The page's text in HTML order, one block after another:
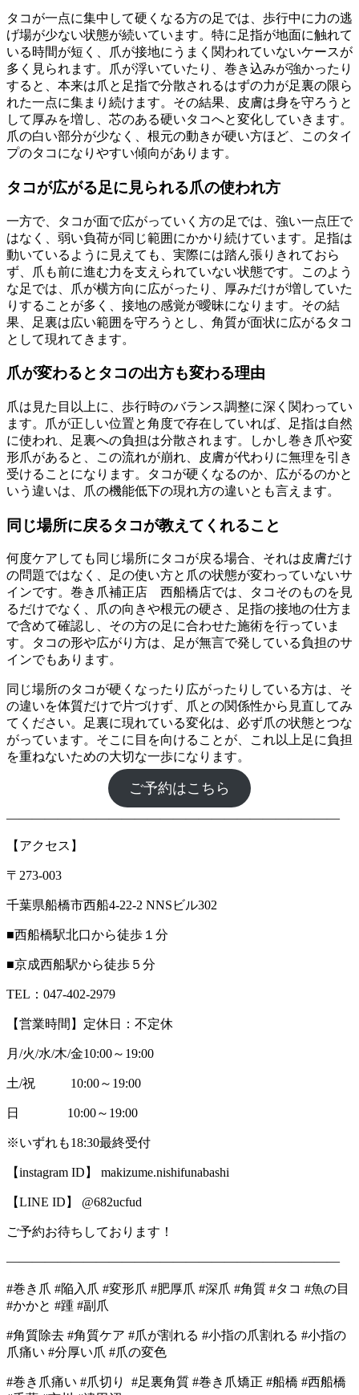
タコが一点に集中して硬くなる方の足では、歩行中に力の逃
げ場が少ない状態が続いています。特に足指が地面に触れて
いる時間が短く、爪が接地にうまく関われていないケースが
多く見られます。爪が浮いていたり、巻き込みが強かったり
すると、本来は爪と足指で分散されるはずの力が足裏の限ら
れた一点に集まり続けます。その結果、皮膚は身を守ろうと
して厚みを増し、芯のある硬いタコへと変化していきます。
爪の白い部分が少なく、根元の動きが硬い方ほど、このタイ
プのタコになりやすい傾向があります。
タコが広がる足に見られる爪の使われ方
一方で、タコが面で広がっていく方の足では、強い一点圧で
はなく、弱い負荷が同じ範囲にかかり続けています。足指は
動いているように見えても、実際には踏ん張りきれておら
ず、爪も前に進む力を支えられていない状態です。このよう
な足では、爪が横方向に広がったり、厚みだけが増していた
りすることが多く、接地の感覚が曖昧になります。その結
果、足裏は広い範囲を守ろうとし、角質が面状に広がるタコ
として現れてきます。
爪が変わるとタコの出方も変わる理由
爪は見た目以上に、歩行時のバランス調整に深く関わってい
ます。爪が正しい位置と角度で存在していれば、足指は自然
に使われ、足裏への負担は分散されます。しかし巻き爪や変
形爪があると、この流れが崩れ、皮膚が代わりに無理を引き
受けることになります。タコが硬くなるのか、広がるのかと
いう違いは、爪の機能低下の現れ方の違いとも言えます。
同じ場所に戻るタコが教えてくれること
何度ケアしても同じ場所にタコが戻る場合、それは皮膚だけ
の問題ではなく、足の使い方と爪の状態が変わっていないサ
インです。巻き爪補正店 西船橋店では、タコそのものを見
るだけでなく、爪の向きや根元の硬さ、足指の接地の仕方ま
で含めて確認し、その方の足に合わせた施術を行っていま
す。タコの形や広がり方は、足が無言で発している負担のサ
インでもあります。
同じ場所のタコが硬くなったり広がったりしている方は、そ
の違いを体質だけで片づけず、爪との関係性から見直してみ
てください。足裏に現れている変化は、必ず爪の状態とつな
がっています。そこに目を向けることが、これ以上足に負担
を重ねないための大切な一歩になります。
ご予約はこちら
――――――――――――――――――――――――――
【アクセス】
〒273-003
千葉県船橋市西船4-22-2 NNSビル302
■西船橋駅北口から徒歩１分
■京成西船駅から徒歩５分
TEL：047-402-2979
【営業時間】定休日：不定休
月/火/水/木/金10:00～19:00
土/祝 10:00～19:00
日 10:00～19:00
※いずれも18:30最終受付
【instagram ID】 makizume.nishifunabashi
【LINE ID】 @682ucfud
ご予約お待ちしております！
――――――――――――――――――――――――――
#巻き爪 #陥入爪 #変形爪 #肥厚爪 #深爪 #角質 #タコ #魚の目
#かかと #踵 #副爪
#角質除去 #角質ケア #爪が割れる #小指の爪割れる #小指の
爪痛い #分厚い爪 #爪の変色
#巻き爪痛い #爪切り #足裏角質 #巻き爪矯正 #船橋 #西船橋